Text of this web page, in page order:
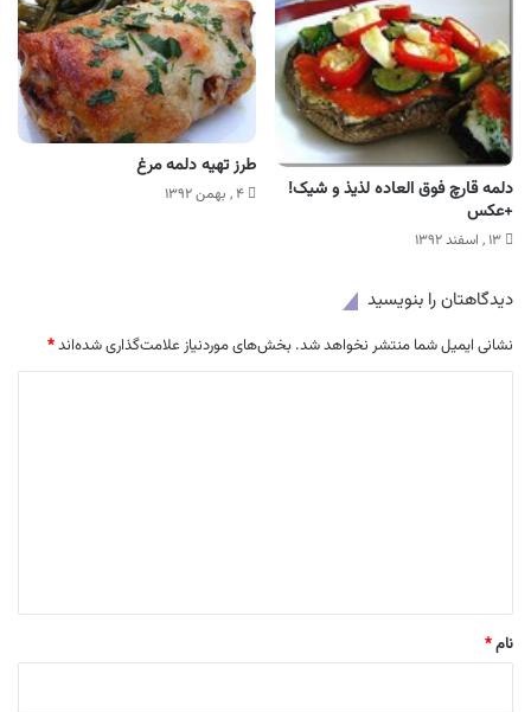
دلمه قارچ فوق العاده لذیذ و شیک!
+عکس
۱۳ , اسفند ۱۳۹۲
طرز تهیه دلمه مرغ
۴ , بهمن ۱۳۹۲
دیدگاهتان را بنویسید
نشانی ایمیل شما منتشر نخواهد شد. بخش‌های موردنیاز علامت‌گذاری شده‌اند*
نام*